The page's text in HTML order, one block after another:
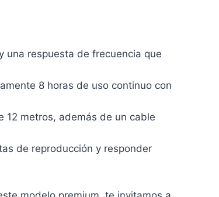
una respuesta de frecuencia que
8 horas de uso continuo con
12 metros, además de un cable
de reproducción y responder